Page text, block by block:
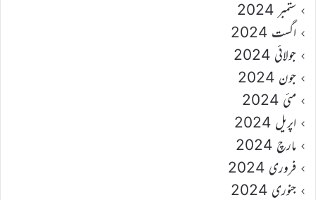
ستمبر 2024
اگست 2024
جولائی 2024
جون 2024
مئی 2024
اپریل 2024
مارچ 2024
فروری 2024
جنوری 2024